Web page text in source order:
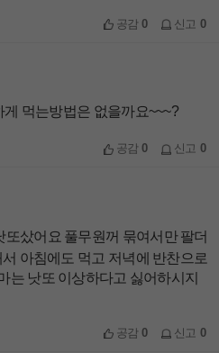
공감0 신고 0
게 먹는방법은 없을까요~~~?
공감0 신고 0
또샀어요 풀무원꺼 묶여서만 팔더
아침에도 먹고 저녁에 반찬으로
는 낫또 이상하다고 싫어하시지
공감0 신고 0